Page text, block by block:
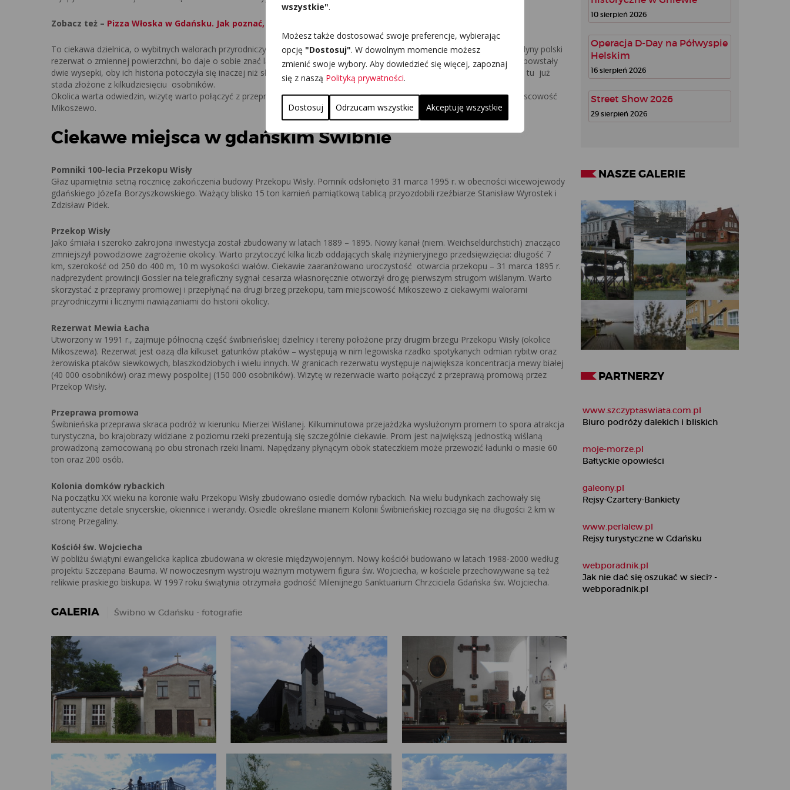
wszystkie".
Możesz także dostosować swoje preferencje, wybierając
opcję "Dostosuj". W dowolnym momencie możesz
zmienić swoje wybory. Aby dowiedzieć się więcej, zapoznaj
się z naszą Polityką prywatności.
Dostosuj Odrzucam wszystkie Akceptuję wszystkie
Zobacz też – Pizza Włoska w Gdańsku. Jak poznać, że jesz włoską pizzę?
To ciekawa dzielnica, o wybitnych walorach przyrodniczych. W 1991 roku powołano rezerwat przyrody„Mewia Łacha”
, to jedyny polski
rezerwat o zmiennej powierzchni, bo daje o sobie znać lądotwórcza aktywność Wisły. Podobnie jak przy starym ujściu rzeki powstały
dwie wysepki, oby ich historia potoczyła się inaczej niż słynnego
Westerplatte. Rezerwat upatrzyły sobie foki, obserwowano tu już
stada złożone z kilkudziesięciu osobników.
Okolica warta odwiedzin, wizytę warto połączyć z przeprawą promową przez Przekop Wisły, po drugiej stronie ciekawa miejscowość
Mikoszewo.
Ciekawe miejsca w gdańskim Świbnie
Pomniki 100-lecia Przekopu Wisły
Głaz upamiętnia setną rocznicę zakończenia budowy Przekopu Wisły. Pomnik odsłonięto 31 marca 1995 r. w obecności wicewojewody
gdańskiego Józefa Borzyszkowskiego. Ważący blisko 15 ton kamień pamiątkową tablicą przyozdobili rzeźbiarze Stanisław Wyrostek i
Zdzisław Pidek.
Przekop Wisły
Jako śmiała i szeroko zakrojona inwestycja został zbudowany w latach 1889 – 1895. Nowy kanał (niem. Weichseldurchstich) znacząco
zmniejszył powodziowe zagrożenie okolicy. Warto przytoczyć kilka liczb oddających skalę inżynieryjnego przedsięwzięcia: długość 7
km, szerokość od 250 do 400 m, 10 m wysokości wałów. Ciekawie zaaranżowano uroczystość otwarcia przekopu – 31 marca 1895 r.
nadprezydent prowincji Gossler na telegraficzny sygnał cesarza własnoręcznie otworzył drogę pierwszym strugom wiślanym. Warto
skorzystać z przeprawy promowej i przepłynąć na drugi brzeg przekopu, tam miejscowość Mikoszewo z ciekawymi walorami
przyrodniczymi i licznymi nawiązaniami do historii okolicy.
Rezerwat Mewia Łacha
Utworzony w 1991 r., zajmuje północną część świbnieńskiej dzielnicy i tereny położone przy drugim brzegu Przekopu Wisły (okolice
Mikoszewa). Rezerwat jest oazą dla kilkuset gatunków ptaków – występują w nim legowiska rzadko spotykanych odmian rybitw oraz
żerowiska ptaków siewkowych, blaszkodziobych i wielu innych. W granicach rezerwatu występuje największa koncentracja mewy białej
(40 000 osobników) oraz mewy pospolitej (150 000 osobników). Wizytę w rezerwacie warto połączyć z przeprawą promową przez
Przekop Wisły.
Przeprawa promowa
Świbnieńska przeprawa skraca podróż w kierunku Mierzei Wiślanej. Kilkuminutowa przejażdzka wysłużonym promem to spora atrakcja
turystyczna, bo krajobrazy widziane z poziomu rzeki prezentują się szczególnie ciekawie. Prom jest największą jednostką wiślaną
prowadzoną zamocowaną po obu stronach rzeki linami. Napędzany płynącym obok stateczkiem może przewozić ładunki o masie 60
ton oraz 200 osób.
Kolonia domków rybackich
Na początku XX wieku na koronie wału Przekopu Wisły zbudowano osiedle domów rybackich. Na wielu budynkach zachowały się
autentyczne detale snycerskie, okiennice i werandy. Osiedle określane mianem Kolonii Świbnieńskiej rozciąga się na długości 2 km w
stronę Przegaliny.
Kościół św. Wojciecha
W pobliżu świątyni ewangelicka kaplica zbudowana w okresie międzywojennym. Nowy kościół budowano w latach 1988-2000 według
projektu Szczepana Bauma. W nowoczesnym wystroju ważnym motywem figura św. Wojciecha, w kościele przechowywane są też
relikwie praskiego biskupa. W 1997 roku świątynia otrzymała godność Milenijnego Sanktuarium Chrzciciela Gdańska św. Wojciecha.
GALERIA Świbno w Gdańsku - fotografie
10 sierpień 2026
Operacja D-Day na Półwyspie
Helskim
16 sierpień 2026
Street Show 2026
29 sierpień 2026
NASZE GALERIE
PARTNERZY
www.szczyptaswiata.com.pl
Biuro podróży dalekich i bliskich
moje-morze.pl
Bałtyckie opowieści
galeony.pl
Rejsy-Czartery-Bankiety
www.perlalew.pl
Rejsy turystyczne w Gdańsku
webporadnik.pl
Jak nie dać się oszukać w sieci? -
webporadnik.pl